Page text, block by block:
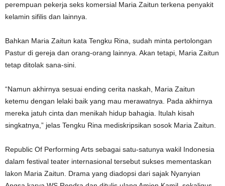
perempuan pekerja seks komersial Maria Zaitun terkena penyakit
kelamin sifilis dan lainnya.
Bahkan Maria Zaitun kata Tengku Rina, sudah minta pertolongan
Pastur di gereja dan orang-orang lainnya. Akan tetapi, Maria Zaitun
tetap ditolak sana-sini.
“Namun akhirnya sesuai ending cerita naskah, Maria Zaitun
ketemu dengan lelaki baik yang mau merawatnya. Pada akhirnya
mereka jatuh cinta dan menikah hidup bahagia. Itulah kisah
singkatnya,” jelas Tengku Rina mediskripsikan sosok Maria Zaitun.
Republic Of Performing Arts sebagai satu-satunya wakil Indonesia
dalam festival teater internasional tersebut sukses mementaskan
lakon Maria Zaitun. Drama yang diadopsi dari sajak Nyanyian